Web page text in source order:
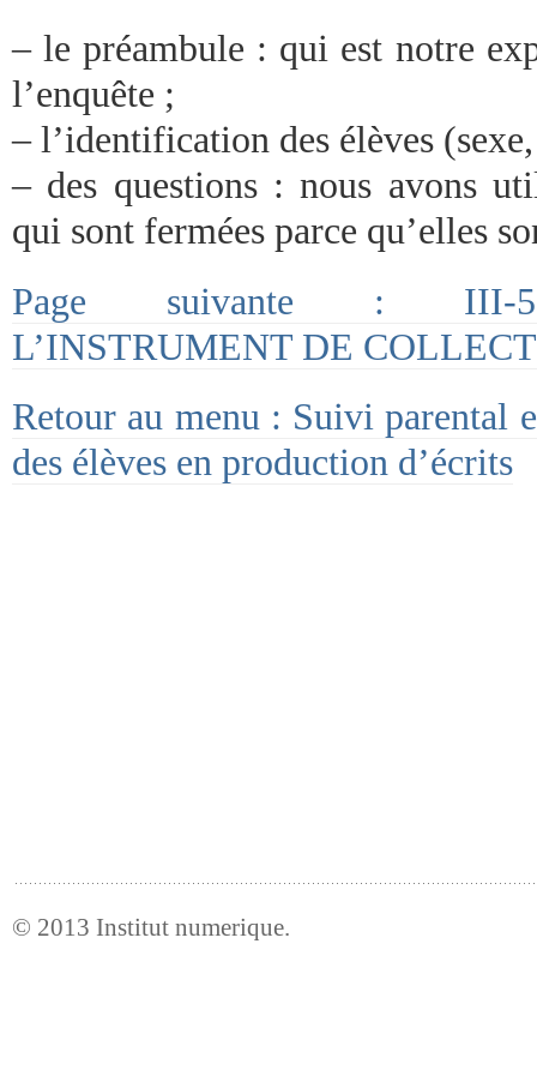
– le préambule : qui est notre
l’enquête ;
– l’identification des élèves
– des questions : nous avons
qui sont fermées parce qu’elles
Page suivante : III-5-
L’INSTRUMENT DE
Retour au menu : Suivi parental
des élèves en production d’écrits
© 2013 Institut numerique.